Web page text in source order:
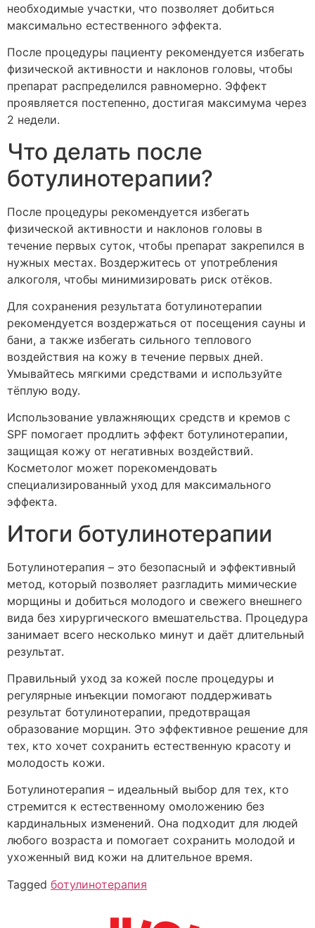
необходимые участки, что позволяет добиться
максимально естественного эффекта.
После процедуры пациенту рекомендуется избегать
физической активности и наклонов головы, чтобы
препарат распределился равномерно. Эффект
проявляется постепенно, достигая максимума через
2 недели.
Что делать после
ботулинотерапии?
После процедуры рекомендуется избегать
физической активности и наклонов головы в
течение первых суток, чтобы препарат закрепился в
нужных местах. Воздержитесь от употребления
алкоголя, чтобы минимизировать риск отёков.
Для сохранения результата ботулинотерапии
рекомендуется воздержаться от посещения сауны и
бани, а также избегать сильного теплового
воздействия на кожу в течение первых дней.
Умывайтесь мягкими средствами и используйте
тёплую воду.
Использование увлажняющих средств и кремов с
SPF помогает продлить эффект ботулинотерапии,
защищая кожу от негативных воздействий.
Косметолог может порекомендовать
специализированный уход для максимального
эффекта.
Итоги ботулинотерапии
Ботулинотерапия – это безопасный и эффективный
метод, который позволяет разгладить мимические
морщины и добиться молодого и свежего внешнего
вида без хирургического вмешательства. Процедура
занимает всего несколько минут и даёт длительный
результат.
Правильный уход за кожей после процедуры и
регулярные инъекции помогают поддерживать
результат ботулинотерапии, предотвращая
образование морщин. Это эффективное решение для
тех, кто хочет сохранить естественную красоту и
молодость кожи.
Ботулинотерапия – идеальный выбор для тех, кто
стремится к естественному омоложению без
кардинальных изменений. Она подходит для людей
любого возраста и помогает сохранить молодой и
ухоженный вид кожи на длительное время.
Tagged ботулинотерапия